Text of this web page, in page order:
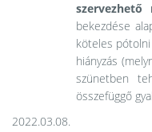
szervezhető
bekezdése
köteles
hiányzás
szünetben
összefüggő
2022.03.08.